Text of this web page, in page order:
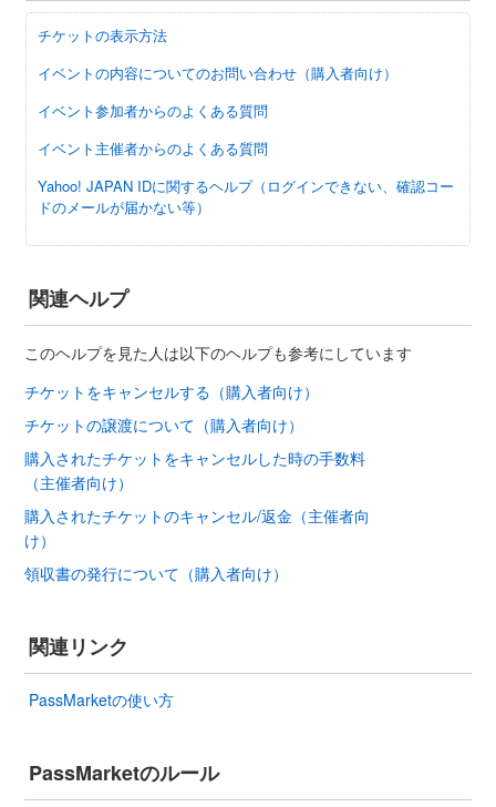
チケットの表示方法
イベントの内容についてのお問い合わせ（購入者向け）
イベント参加者からのよくある質問
イベント主催者からのよくある質問
Yahoo! JAPAN IDに関するヘルプ（ログインできない、確認コー
ドのメールが届かない等）
関連ヘルプ
このヘルプを見た人は以下のヘルプも参考にしています
チケットをキャンセルする（購入者向け）
チケットの譲渡について（購入者向け）
購入されたチケットをキャンセルした時の手数料
（主催者向け）
購入されたチケットのキャンセル/返金（主催者向
け）
領収書の発行について（購入者向け）
関連リンク
PassMarketの使い方
PassMarketのルール